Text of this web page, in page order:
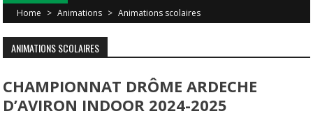
Home > Animations > Animations scolaires
ANIMATIONS SCOLAIRES
CHAMPIONNAT DRÔME ARDECHE
D’AVIRON INDOOR 2024-2025